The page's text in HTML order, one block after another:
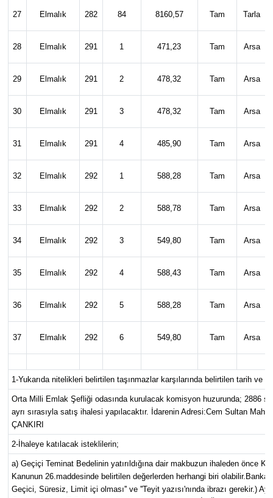
27 Elmalık 282 84 8160,57 Tam Tarla
28 Elmalık 291 1 471,23 Tam Arsa
29 Elmalık 291 2 478,32 Tam Arsa
30 Elmalık 291 3 478,32 Tam Arsa
31 Elmalık 291 4 485,90 Tam Arsa
32 Elmalık 292 1 588,28 Tam Arsa
33 Elmalık 292 2 588,78 Tam Arsa
34 Elmalık 292 3 549,80 Tam Arsa
35 Elmalık 292 4 588,43 Tam Arsa
36 Elmalık 292 5 588,28 Tam Arsa
37 Elmalık 292 6 549,80 Tam Arsa
1-Yukarıda nitelikleri belirtilen taşınmazlar karşılarında belirtilen tarih ve
Orta Milli Emlak Şefliği odasında kurulacak komisyon huzurunda; 2886
ayrı sırasıyla satış ihalesi yapılacaktır. İdarenin Adresi:Cem Sultan Mah.
ÇANKIRI
2-İhaleye katılacak isteklilerin;
a) Geçiçi Teminat Bedelinin yatırıldığına dair makbuzun ihaleden önce
Kanunun 26.maddesinde belirtilen değerlerden herhangi biri
Geçici, Süresiz, Limit içi olması'' ve ''Teyit yazısı'nında ibrazı gerekir.)